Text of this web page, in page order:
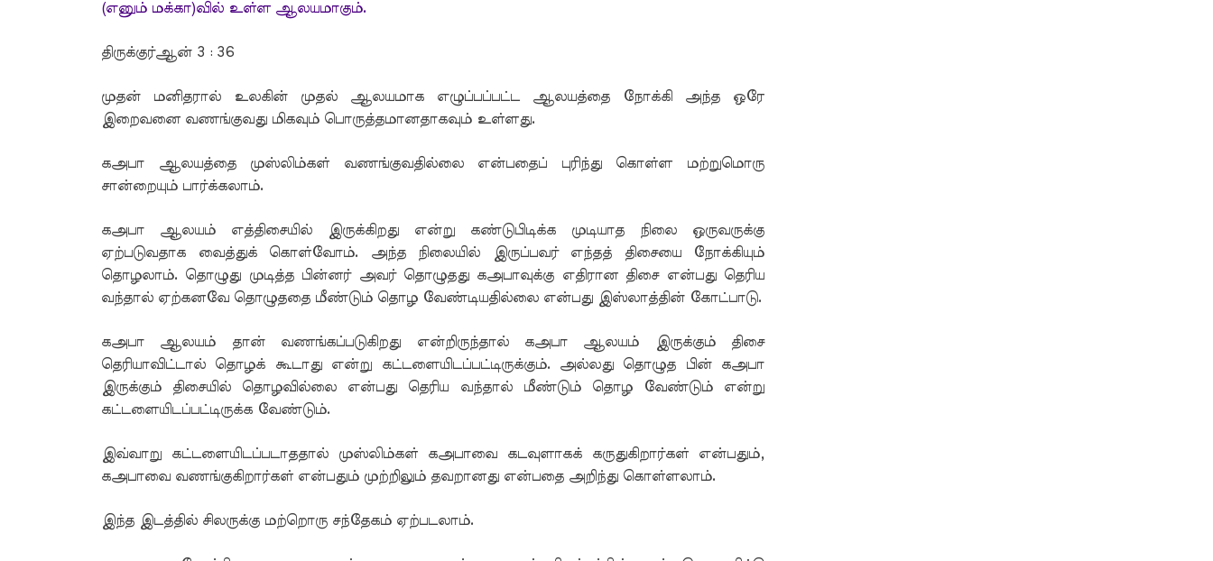
(எனும் மக்கா)வில் உள்ள ஆலயமாகும்.
திருக்குர்ஆன் 3 : 36
முதன் மனிதரால் உலகின் முதல் ஆலயமாக எழுப்பப்பட்ட ஆலயத்தை நோக்கி அந்த ஒரே
இறைவனை வணங்குவது மிகவும் பொருத்தமானதாகவும் உள்ளது.
கஅபா ஆலயத்தை முஸ்லிம்கள் வணங்குவதில்லை என்பதைப் புரிந்து கொள்ள மற்றுமொரு
சான்றையும் பார்க்கலாம்.
கஅபா ஆலயம் எத்திசையில் இருக்கிறது என்று கண்டுபிடிக்க முடியாத நிலை ஒருவருக்கு
ஏற்படுவதாக வைத்துக் கொள்வோம். அந்த நிலையில் இருப்பவர் எந்தத் திசையை நோக்கியும்
தொழலாம். தொழுது முடித்த பின்னர் அவர் தொழுதது கஅபாவுக்கு எதிரான திசை என்பது தெரிய
வந்தால் ஏற்கனவே தொழுததை மீண்டும் தொழ வேண்டியதில்லை என்பது இஸ்லாத்தின் கோட்பாடு.
கஅபா ஆலயம் தான் வணங்கப்படுகிறது என்றிருந்தால் கஅபா ஆலயம் இருக்கும் திசை
தெரியாவிட்டால் தொழக் கூடாது என்று கட்டளையிடப்பட்டிருக்கும். அல்லது தொழுத பின் கஅபா
இருக்கும் திசையில் தொழவில்லை என்பது தெரிய வந்தால் மீண்டும் தொழ வேண்டும் என்று
கட்டளையிடப்பட்டிருக்க வேண்டும்.
இவ்வாறு கட்டளையிடப்படாததால் முஸ்லிம்கள் கஅபாவை கடவுளாகக் கருதுகிறார்கள் என்பதும்,
கஅபாவை வணங்குகிறார்கள் என்பதும் முற்றிலும் தவறானது என்பதை அறிந்து கொள்ளலாம்.
இந்த இடத்தில் சிலருக்கு மற்றொரு சந்தேகம் ஏற்படலாம்.